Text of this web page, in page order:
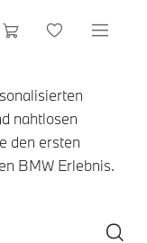
nahtlosen
den ersten
BMW Erlebnis.